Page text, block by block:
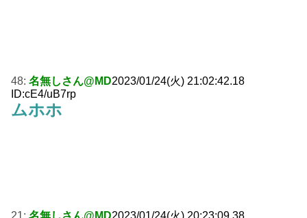
48: 名無しさん@MD2023/01/24(火) 21:02:42.18
ID:cE4/uB7rp
ムホホ
21: 名無しさん@MD2023/01/24(火) 20:23:09.38